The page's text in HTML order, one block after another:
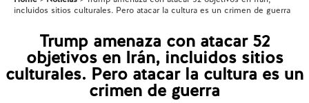
incluidos sitios culturales. Pero atacar la cultura es un crimen de guerra
Trump amenaza con atacar 52
objetivos en Irán, incluidos sitios
culturales. Pero atacar la cultura es un
crimen de guerra